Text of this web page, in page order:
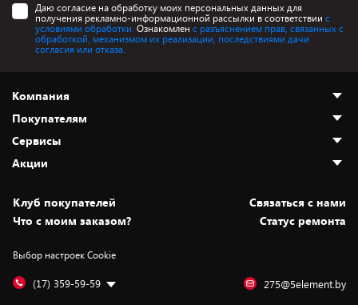
Даю согласие на обработку моих персональных данных для
получения рекламно-информационной рассылки в соответствии с
условиями обработки. Ознакомлен с разъяснением прав, связанных с
обработкой, механизмом их реализации, последствиями дачи
согласия или отказа.
Компания
О нас
Адреса магазинов
Новости
Статьи и обзоры
Вакансии
Дай пять добру!
Покупателям
Как сделать заказ
Оплата и доставка
Безналичный расчёт
Обмен и возврат товара
Обработка персональных данных
Подарочные карты
Сервисы
Установка техники
Для игровых консолей
Для мобильных устройств
Для компьютеров
Акции
Скидки и промокоды
Белорусские товары
Бонусы
Оплата частями
Клуб покупателей
Cвязаться с нами
Что с моим заказом?
Статус ремонта
Выбор настроек Cookie
(17) 359-59-59 275@5element.by